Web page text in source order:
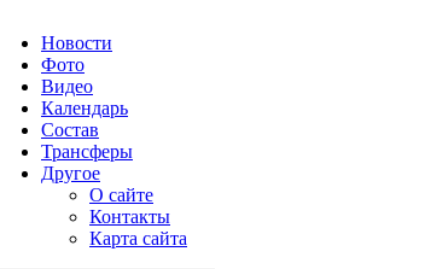
Новости
Фото
Видео
Календарь
Состав
Трансферы
Другое
О сайте
Контакты
Карта сайта